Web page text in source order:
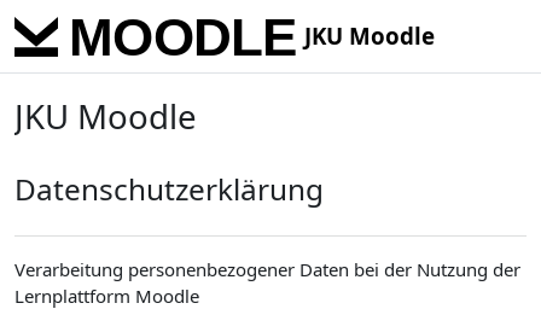
Skip to main content
JKU Moodle
JKU Moodle
Datenschutzerklärung
Verarbeitung personenbezogener Daten bei der Nutzung der
Lernplattform Moodle